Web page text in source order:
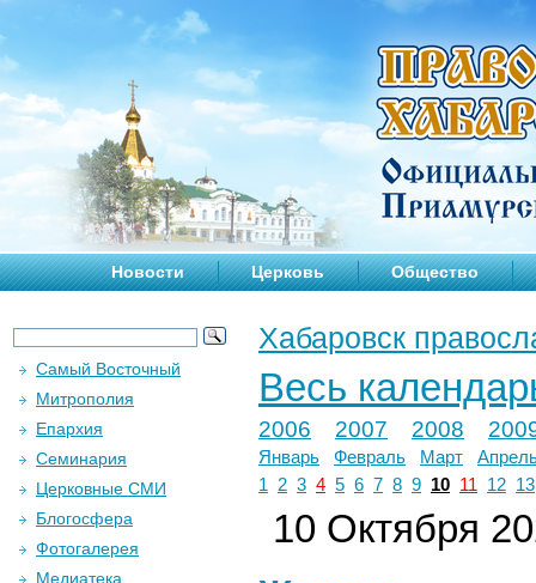
Новости Церковь Общество
Хабаровск
Весь
2006 2007 2008
Январь Февраль Март
1
2 3 4 5 6 7 8 9 10 11 12 13
10 Октября
Самый Восточный
Митрополия
Епархия
Семинария
Церковные СМИ
Блогосфера
Фотогалерея
Медиатека